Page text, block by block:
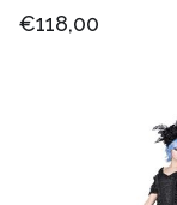
€118,00